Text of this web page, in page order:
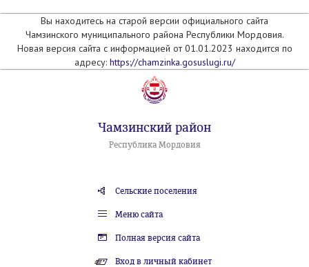
Вы находитесь на старой версии официального сайта
Чамзинского муниципального района Республики Мордовия.
Новая версия сайта с информацией от 01.01.2023 находится по
адресу: https://chamzinka.gosuslugi.ru/
Чамзинский район
Республика Мордовия
Сельские поселения
Меню сайта
Полная версия сайта
Вход в личный кабинет